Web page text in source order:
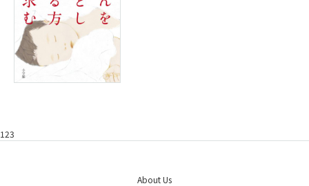
123
About Us